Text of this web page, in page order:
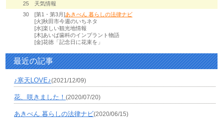
25
天気情報
30
[第1・第3月]あきべん 暮らしの法律ナビ
[火]秋田市今週のいちネタ
[水]楽しい観光地情報
[木]あいば歯科のインプラント物語
[金]花徳「記念日に花束を」
最近の記事
♪寒天LOVE♪(2021/12/09)
花、咲きました！(2020/07/20)
あきべん 暮らしの法律ナビ(2020/06/15)